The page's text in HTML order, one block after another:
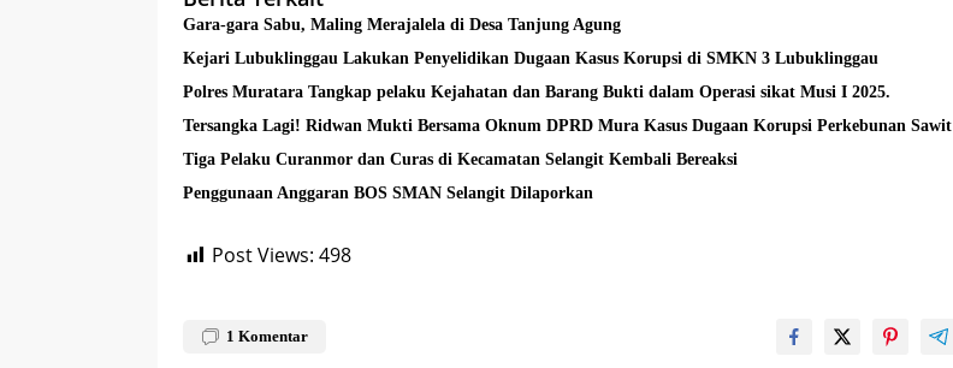
Gara-gara Sabu, Maling Merajalela di Desa Tanjung Agung
Kejari Lubuklinggau Lakukan Penyelidikan Dugaan Kasus Korupsi di SMKN 3 Lubuklinggau
Polres Muratara Tangkap pelaku Kejahatan dan Barang Bukti dalam Operasi sikat Musi I 2025.
Tersangka Lagi! Ridwan Mukti Bersama Oknum DPRD Mura Kasus Dugaan Korupsi Perkebunan Sawit
Tiga Pelaku Curanmor dan Curas di Kecamatan Selangit Kembali Bereaksi
Penggunaan Anggaran BOS SMAN Selangit Dilaporkan
Post Views: 498
1 Komentar